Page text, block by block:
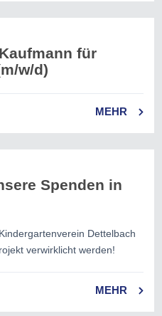
für
w/d)
MEHR
Spenden in
Dettelbach
verwirklicht werden!
MEHR